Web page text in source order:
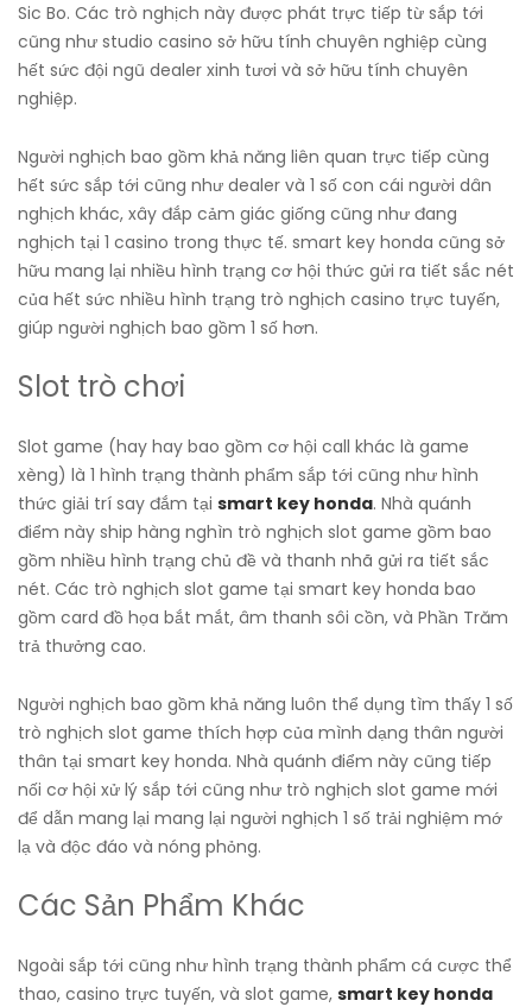
Sic Bo. Các trò nghịch này được phát trực tiếp từ sắp tới
cũng như studio casino sở hữu tính chuyên nghiệp cùng
hết sức đội ngũ dealer xinh tươi và sở hữu tính chuyên
nghiệp.
Người nghịch bao gồm khả năng liên quan trực tiếp cùng
hết sức sắp tới cũng như dealer và 1 số con cái người dân
nghịch khác, xây đắp cảm giác giống cũng như đang
nghịch tại 1 casino trong thực tế. smart key honda cũng sở
hữu mang lại nhiều hình trạng cơ hội thức gửi ra tiết sắc nét
của hết sức nhiều hình trạng trò nghịch casino trực tuyến,
giúp người nghịch bao gồm 1 số hơn.
Slot trò chơi
Slot game (hay hay bao gồm cơ hội call khác là game
xèng) là 1 hình trạng thành phẩm sắp tới cũng như hình
thức giải trí say đắm tại smart key honda. Nhà quánh
điểm này ship hàng nghìn trò nghịch slot game gồm bao
gồm nhiều hình trạng chủ đề và thanh nhã gửi ra tiết sắc
nét. Các trò nghịch slot game tại smart key honda bao
gồm card đồ họa bắt mắt, âm thanh sôi cồn, và Phần Trăm
trả thưởng cao.
Người nghịch bao gồm khả năng luôn thể dụng tìm thấy 1 số
trò nghịch slot game thích hợp của mình dạng thân người
thân tại smart key honda. Nhà quánh điểm này cũng tiếp
nối cơ hội xử lý sắp tới cũng như trò nghịch slot game mới
để dẫn mang lại mang lại người nghịch 1 số trải nghiệm mớ
lạ và độc đáo và nóng phỏng.
Các Sản Phẩm Khác
Ngoài sắp tới cũng như hình trạng thành phẩm cá cược thể
thao, casino trực tuyến, và slot game, smart key honda